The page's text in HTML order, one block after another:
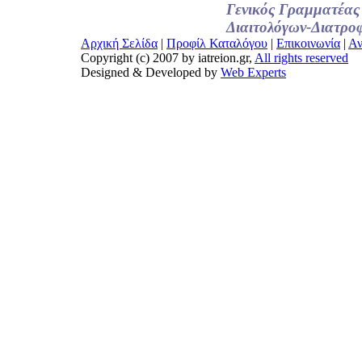
Γενικός
Διαιτολόγων-
Αρχική Σελίδα | Προφίλ Καταλόγου | Επικοινωνία |
Copyright (c) 2007 by iatreion.gr, All rights reserved
Designed & Developed by Web Experts